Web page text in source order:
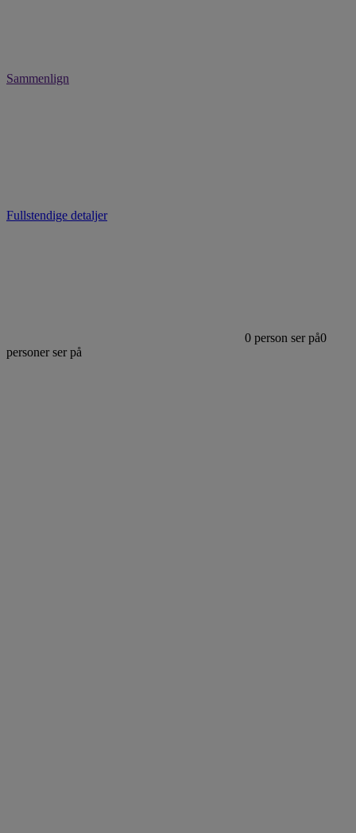
Sammenlign
Fullstendige detaljer
0 person ser på0
personer ser på